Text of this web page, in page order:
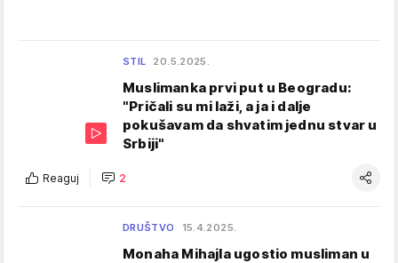
STIL 20.5.2025.
Muslimanka prvi put u Beogradu:
"Pričali su mi laži, a ja i dalje
pokušavam da shvatim jednu stvar u
Srbiji"
Reaguj 2
DRUŠTVO 15.4.2025.
Monaha Mihajla ugostio musliman u